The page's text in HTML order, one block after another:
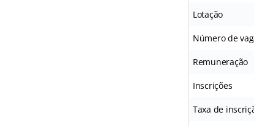
Lotação
Número de
Remuneração
Inscrições
Taxa de